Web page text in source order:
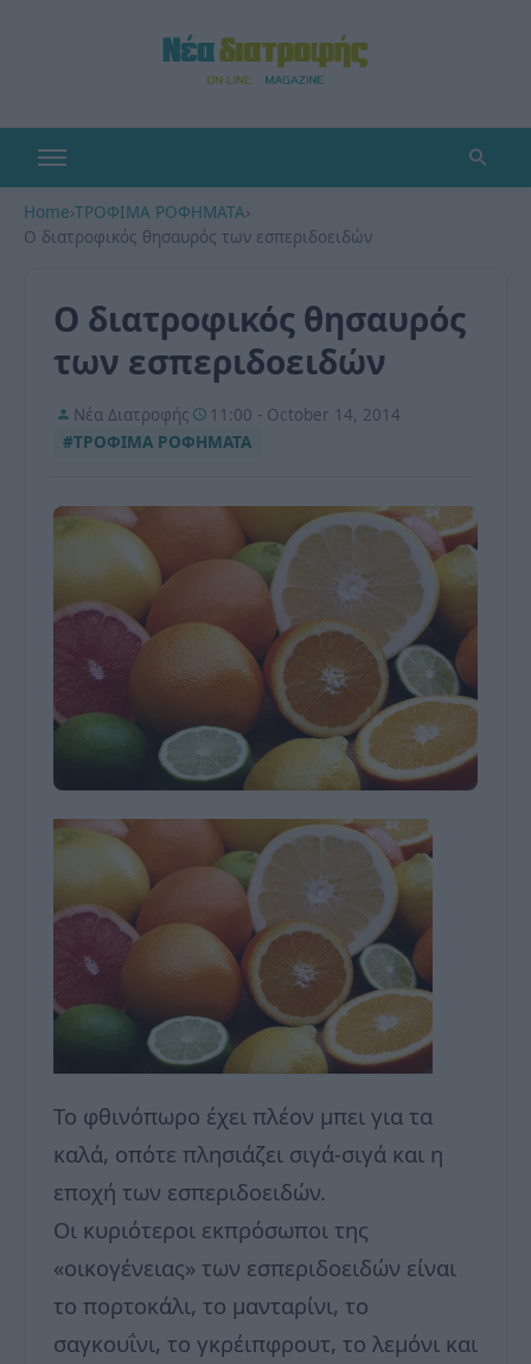
Home›ΤΡΟΦΙΜΑ ΡΟΦΗΜΑΤΑ›
Ο διατροφικός θησαυρός των εσπεριδοειδών
Ο διατροφικός θησαυρός
των εσπεριδοειδών
Νέα Διατροφής
11:00 - October 14, 2014
#ΤΡΟΦΙΜΑ ΡΟΦΗΜΑΤΑ
Το φθινόπωρο έχει πλέον μπει για τα
καλά, οπότε πλησιάζει σιγά-σιγά και η
εποχή των εσπεριδοειδών.
Οι κυριότεροι εκπρόσωποι της
«οικογένειας» των εσπεριδοειδών είναι
το πορτοκάλι, το μανταρίνι, το
σαγκουΐνι, το γκρέιπφρουτ, το λεμόνι και